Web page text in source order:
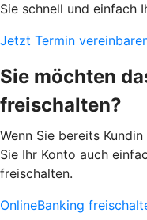
Sie schnell und einfach
Jetzt Termin
Sie möchten
freischalten?
Wenn Sie bereits
Sie Ihr Konto auch
freischalten.
OnlineBanking